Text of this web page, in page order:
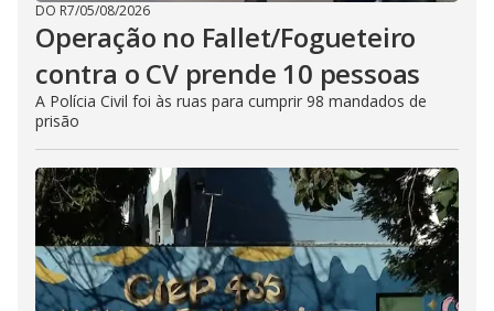
DO R7/05/08/2026
Operação no Fallet/Fogueteiro
contra o CV prende 10 pessoas
A Polícia Civil foi às ruas para cumprir 98 mandados de
prisão